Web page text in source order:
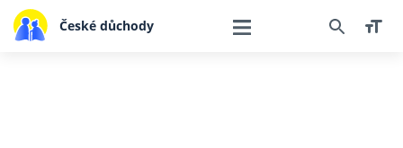
České důchody